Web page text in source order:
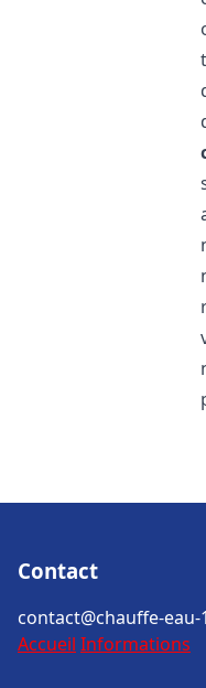
Contact
contact@chauffe-
Accueil Informations